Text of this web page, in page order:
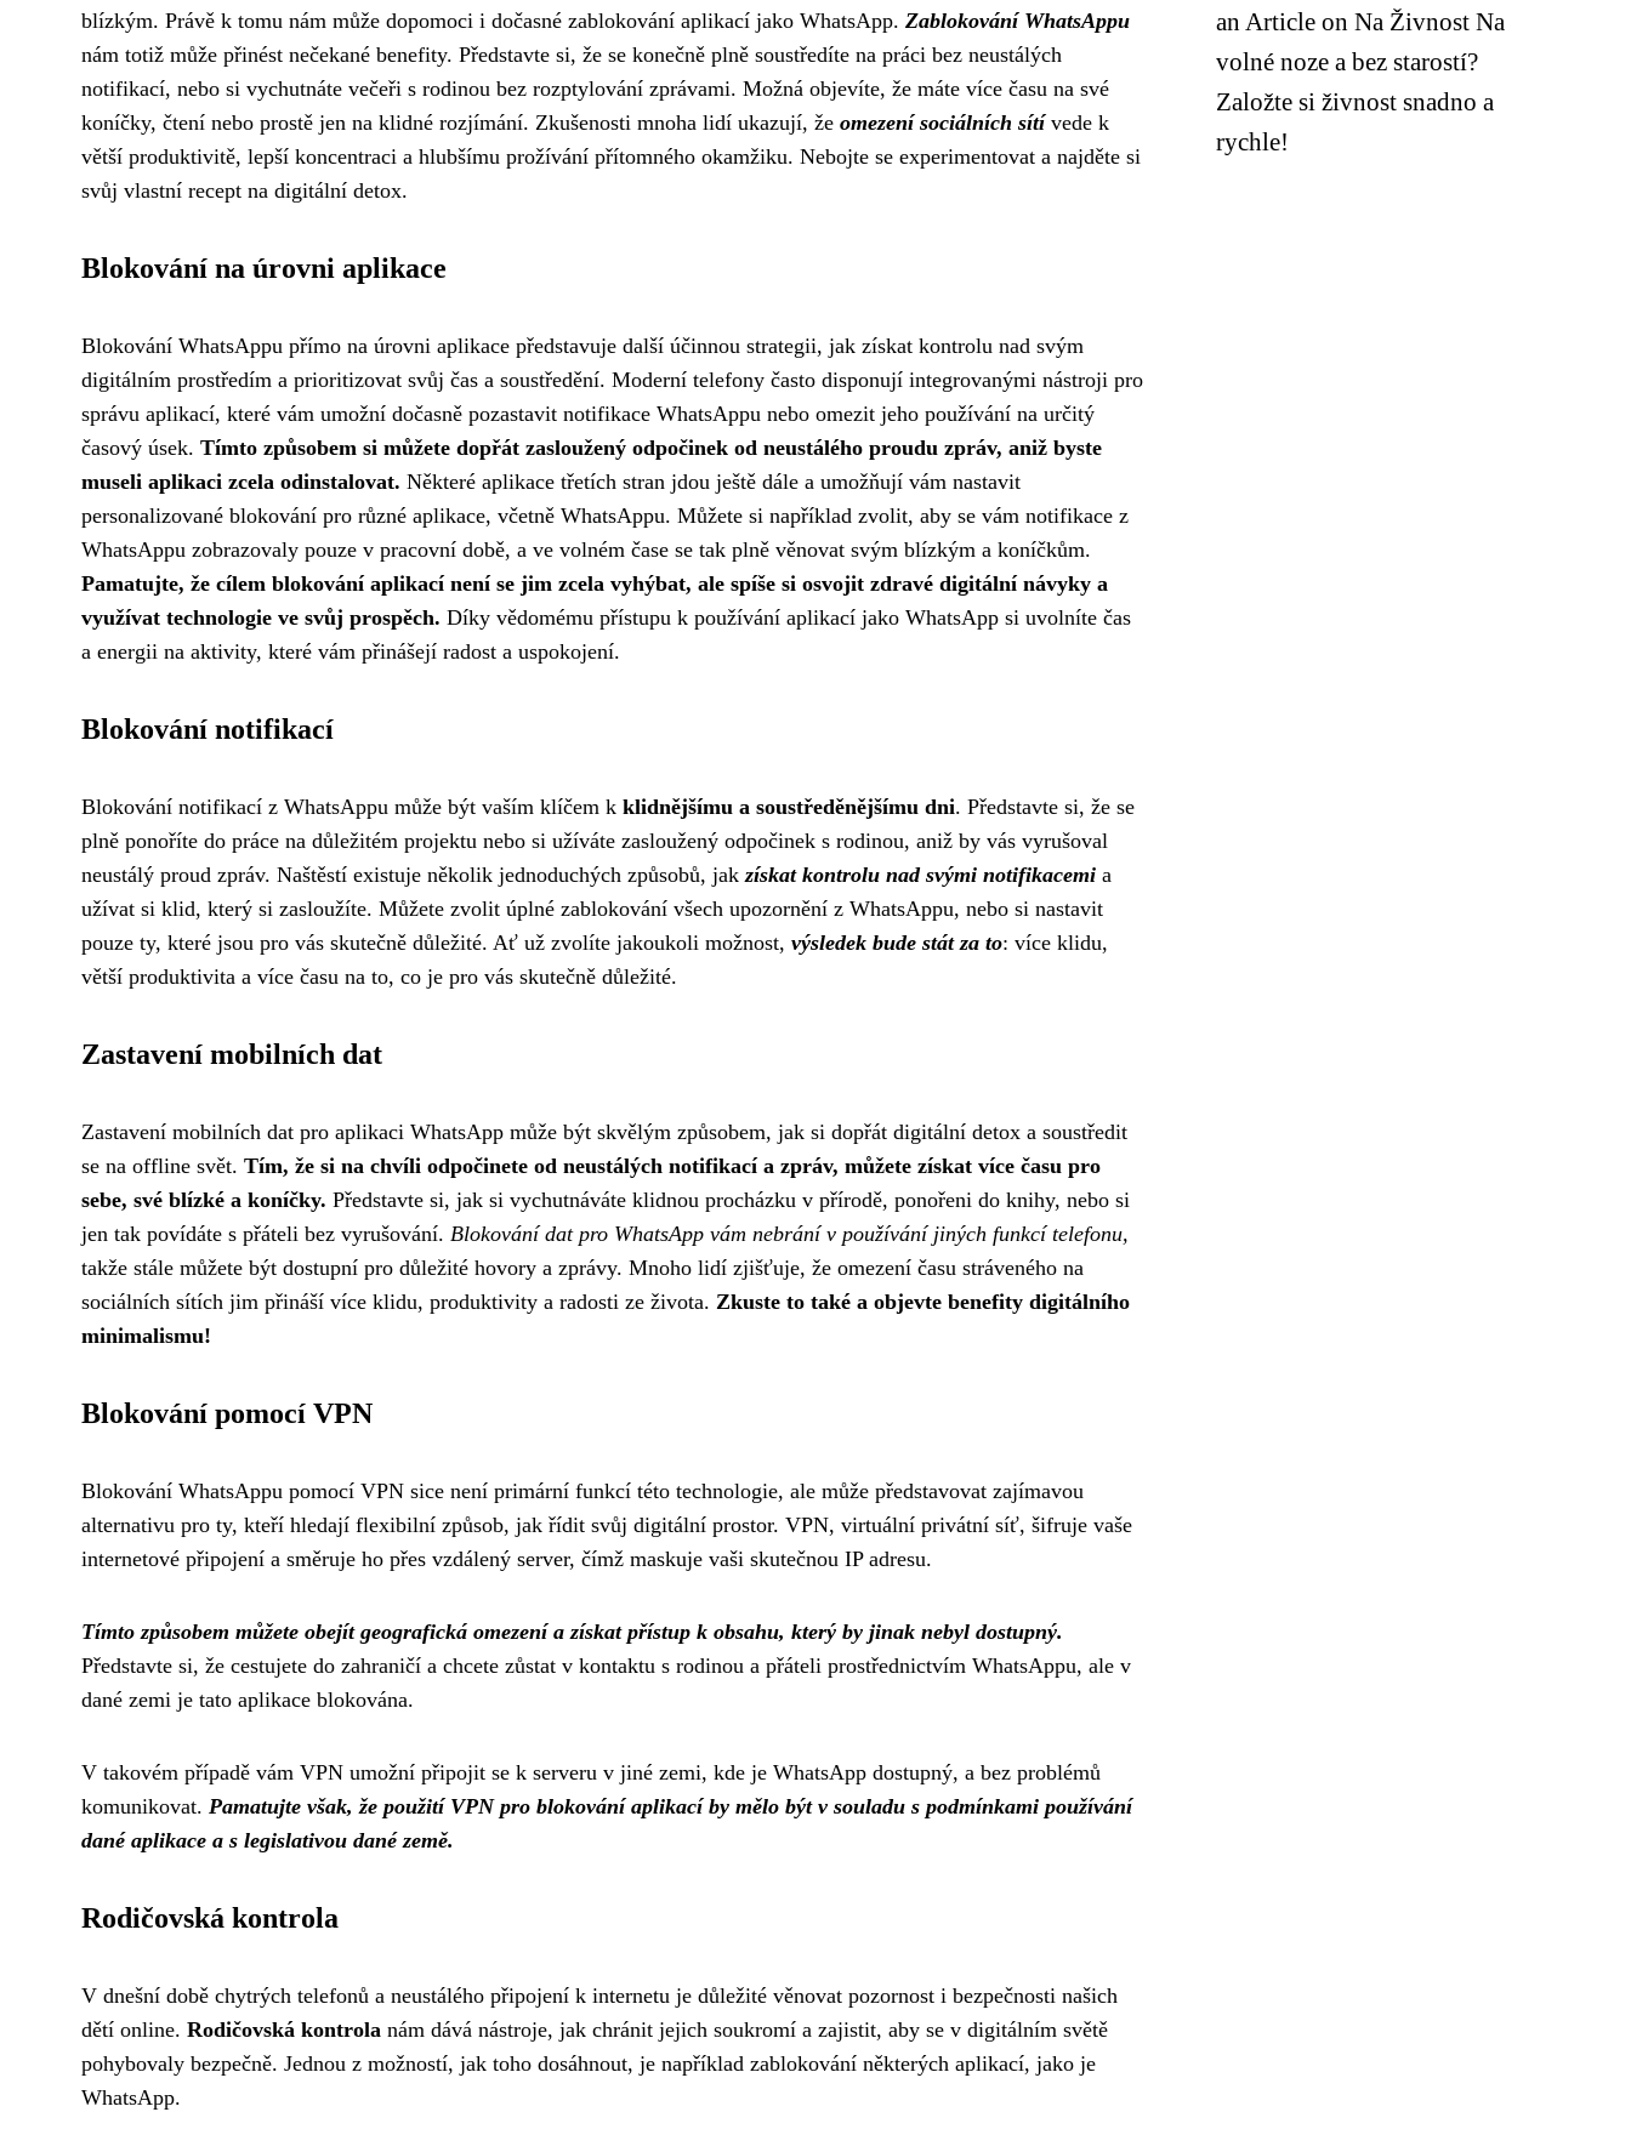
blízkým. Právě k tomu nám může dopomoci i dočasné zablokování aplikací jako WhatsApp. Zablokování WhatsAppu
nám totiž může přinést nečekané benefity. Představte si, že se konečně plně soustředíte na práci bez neustálých
notifikací, nebo si vychutnáte večeři s rodinou bez rozptylování zprávami. Možná objevíte, že máte více času na své
koníčky, čtení nebo prostě jen na klidné rozjímání. Zkušenosti mnoha lidí ukazují, že omezení sociálních sítívede k
větší produktivitě, lepší koncentraci a hlubšímu prožívání přítomného okamžiku. Nebojte se experimentovat a najděte si
svůj vlastní recept na digitální detox.
Blokování na úrovni aplikace
Blokování WhatsAppu přímo na úrovni aplikace představuje další účinnou strategii, jak získat kontrolu nad svým
digitálním prostředím a prioritizovat svůj čas a soustředění. Moderní telefony často disponují integrovanými nástroji pro
správu aplikací, které vám umožní dočasně pozastavit notifikace WhatsAppu nebo omezit jeho používání na určitý
časový úsek. Tímto způsobem si můžete dopřát zasloužený odpočinek od neustálého proudu zpráv, aniž byste
museli aplikaci zcela odinstalovat. Některé aplikace třetích stran jdou ještě dále a umožňují vám nastavit
personalizované blokování pro různé aplikace, včetně WhatsAppu. Můžete si například zvolit, aby se vám notifikace z
WhatsAppu zobrazovaly pouze v pracovní době, a ve volném čase se tak plně věnovat svým blízkým a koníčkům.
Pamatujte, že cílem blokování aplikací není se jim zcela vyhýbat, ale spíše si osvojit zdravé digitální návyky a
využívat technologie ve svůj prospěch. Díky vědomému přístupu k používání aplikací jako WhatsApp si uvolníte čas
a energii na aktivity, které vám přinášejí radost a uspokojení.
Blokování notifikací
Blokování notifikací z WhatsAppu může být vaším klíčem k klidnějšímu a soustředěnějšímu dni. Představte si, že se
plně ponoříte do práce na důležitém projektu nebo si užíváte zasloužený odpočinek s rodinou, aniž by vás vyrušoval
neustálý proud zpráv. Naštěstí existuje několik jednoduchých způsobů, jakzískat kontrolu nad svými notifikacemi a
užívat si klid, který si zasloužíte. Můžete zvolit úplné zablokování všech upozornění z WhatsAppu, nebo si nastavit
pouze ty, které jsou pro vás skutečně důležité. Ať už zvolíte jakoukoli možnost, výsledek bude stát za to: více klidu,
větší produktivita a více času na to, co je pro vás skutečně důležité.
Zastavení mobilních dat
Zastavení mobilních dat pro aplikaci WhatsApp může být skvělým způsobem, jak si dopřát digitální detox a soustředit
se na offline svět. Tím, že si na chvíli odpočinete od neustálých notifikací a zpráv, můžete získat více času pro
sebe, své blízké a koníčky. Představte si, jak si vychutnáváte klidnou procházku v přírodě, ponořeni do knihy, nebo si
jen tak povídáte s přáteli bez vyrušování. Blokování dat pro WhatsApp vám nebrání v používání jiných funkcí telefonu,
takže stále můžete být dostupní pro důležité hovory a zprávy. Mnoho lidí zjišťuje, že omezení času stráveného na
sociálních sítích jim přináší více klidu, produktivity a radosti ze života. Zkuste to také a objevte benefity digitálního
minimalismu!
Blokování pomocí VPN
Blokování WhatsAppu pomocí VPN sice není primární funkcí této technologie, ale může představovat zajímavou
alternativu pro ty, kteří hledají flexibilní způsob, jak řídit svůj digitální prostor. VPN, virtuální privátní síť, šifruje vaše
internetové připojení a směruje ho přes vzdálený server, čímž maskuje vaši skutečnou IP adresu.
Tímto způsobem můžete obejít geografická omezení a získat přístup k obsahu, který by jinak nebyl dostupný.
Představte si, že cestujete do zahraničí a chcete zůstat v kontaktu s rodinou a přáteli prostřednictvím WhatsAppu, ale v
dané zemi je tato aplikace blokována.
V takovém případě vám VPN umožní připojit se k serveru v jiné zemi, kde je WhatsApp dostupný, a bez problémů
komunikovat. Pamatujte však, že použití VPN pro blokování aplikací by mělo být v souladu s podmínkami používání
dané aplikace a s legislativou dané země.
Rodičovská kontrola
V dnešní době chytrých telefonů a neustálého připojení k internetu je důležité věnovat pozornost i bezpečnosti našich
dětí online. Rodičovská kontrola nám dává nástroje, jak chránit jejich soukromí a zajistit, aby se v digitálním světě
pohybovaly bezpečně. Jednou z možností, jak toho dosáhnout, je například zablokování některých aplikací, jako je
WhatsApp.
an Article on Na Živnost Na
volné noze a bez starostí?
Založte si živnost snadno a
rychle!